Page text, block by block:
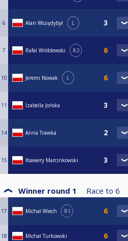
6 Alan Wszędybył L
7 Rafał Wróblewski R2
10 Jeremi Nowak L
11 Izabella Jońska
14 Anna Trawka
15 Ksawery Marcinkowski
Winner round 1 Race to 6
17 Michał Wiech R1
18 Michał Turkowski